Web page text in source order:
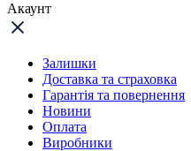
Акаунт
Залишки
Доставка та страховка
Гарантія та повернення
Новини
Оплата
Виробники